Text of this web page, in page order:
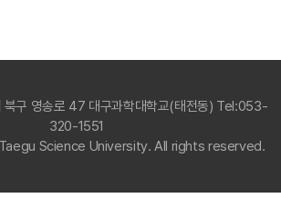
구 영송로 47 대구과학대학교(태전동) Tel:053-
320-1551
Science University. All rights reserved.